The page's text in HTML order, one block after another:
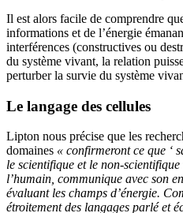
Il est alors facile de comprendre
informations et de l’énergie
interférences (constructives ou
du système vivant, la relation
perturber la survie du système
Le langage des cellules
Lipton nous précise que les
domaines « confirmeront ce que ‘
le scientifique et le non-
l’humain, communique avec son
évaluant les champs d’énergie.
étroitement des langages parlé et